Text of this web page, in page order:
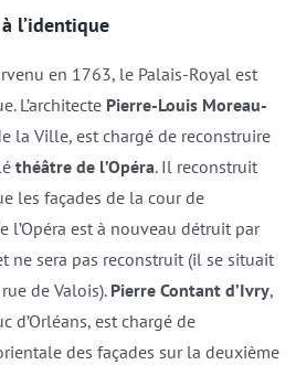
l’identique
en 1763, le Palais-Royal est
L’architecte Pierre-Louis Moreau-
la Ville, est chargé de reconstruire
théâtre de l’Opéra. Il reconstruit
les façades de la cour de
l’Opéra est à nouveau détruit par
ne sera pas reconstruit (il se situait
de Valois). Pierre Contant d’Ivry,
d’Orléans, est chargé de
des façades sur la deuxième